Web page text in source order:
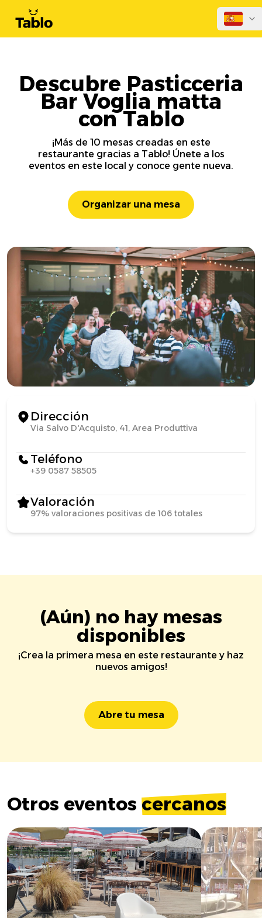
Descubre Pasticceria
Bar Voglia matta
con Tablo
¡Más de 10 mesas creadas en este
restaurante gracias a Tablo! Únete a los
eventos en este local y conoce gente nueva.
Organizar una mesa
Dirección
Via Salvo D'Acquisto, 41, Area Produttiva
Teléfono
+39 0587 58505
Valoración
97% valoraciones positivas de 106 totales
(Aún) no hay mesas
disponibles
¡Crea la primera mesa en este restaurante y haz
nuevos amigos!
Abre tu mesa
Otros eventos cercanos